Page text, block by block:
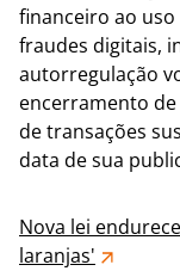
financeiro ao
fraudes digitais,
autorregulação
encerramento
de transações
data de sua
Nova lei
laranjas'